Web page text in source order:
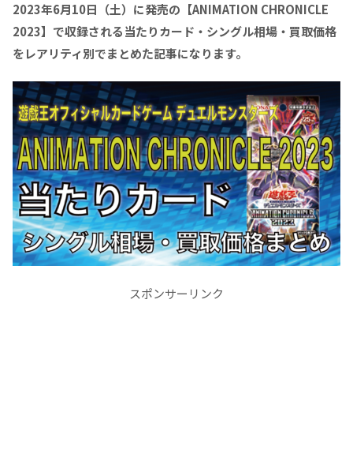
2023年6月10日（土）に発売の【ANIMATION CHRONICLE
2023】で収録される当たりカード・シングル相場・買取価格
をレアリティ別でまとめた記事になります。
スポンサーリンク